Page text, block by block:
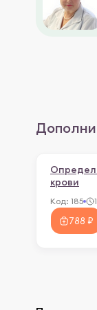
крови
Код: 185
788 ₽